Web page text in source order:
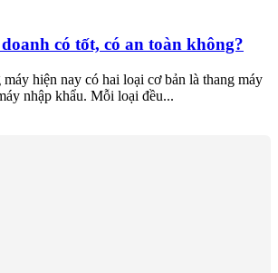
có tốt, có an toàn không?
hiện nay có hai loại cơ bản là thang máy
nhập khẩu. Mỗi loại đều...